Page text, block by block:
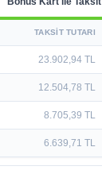
TAKSIT TUTARI
23.902,94 TL
12.504,78 TL
8.705,39 TL
6.639,71 TL